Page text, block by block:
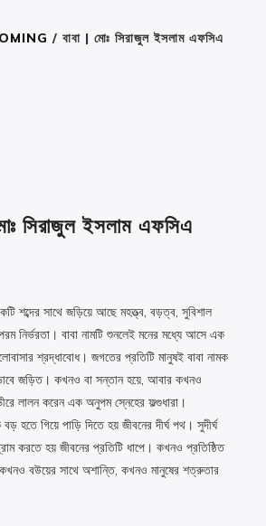
/ বাবা | মোঃ সিরাজুল ইসলাম এফসিএ
সিরাজুল ইসলাম এফসিএ
শব্দের সাথে জড়িয়ে আছে মহত্ত্ব, বড়ত্ব, সুবিশাল
নির্ভরতা। বাবা নামটি শুনলেই মনের মধ্যে আসে এক
শ্রদ্ধাবোধ। জগতের প্রতিটি মানুষই বাবা নামক
জড়িত। কখনও বা সন্তান হয়ে, আবার কখনও
লালন করেন এক অনুপম স্নেহের ফল্গুধারা।
হতে গিয়ে পাড়ি দিতে হয় জীবনের দীর্ঘ পথ। সুদীর্ঘ
করতে হয় জীবনের প্রতিটি ধাপে। কখনও প্রতিষ্ঠিত
কখনও বউয়ের সাথে অশান্তি, কখনও মানুষের শত্রুতার